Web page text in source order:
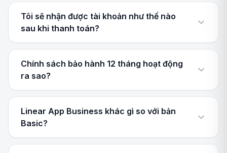
Tôi sẽ nhận được tài khoản như thế nào
sau khi thanh toán?
Chính sách bảo hành 12 tháng hoạt động
ra sao?
Linear App Business khác gì so với bản
Basic?